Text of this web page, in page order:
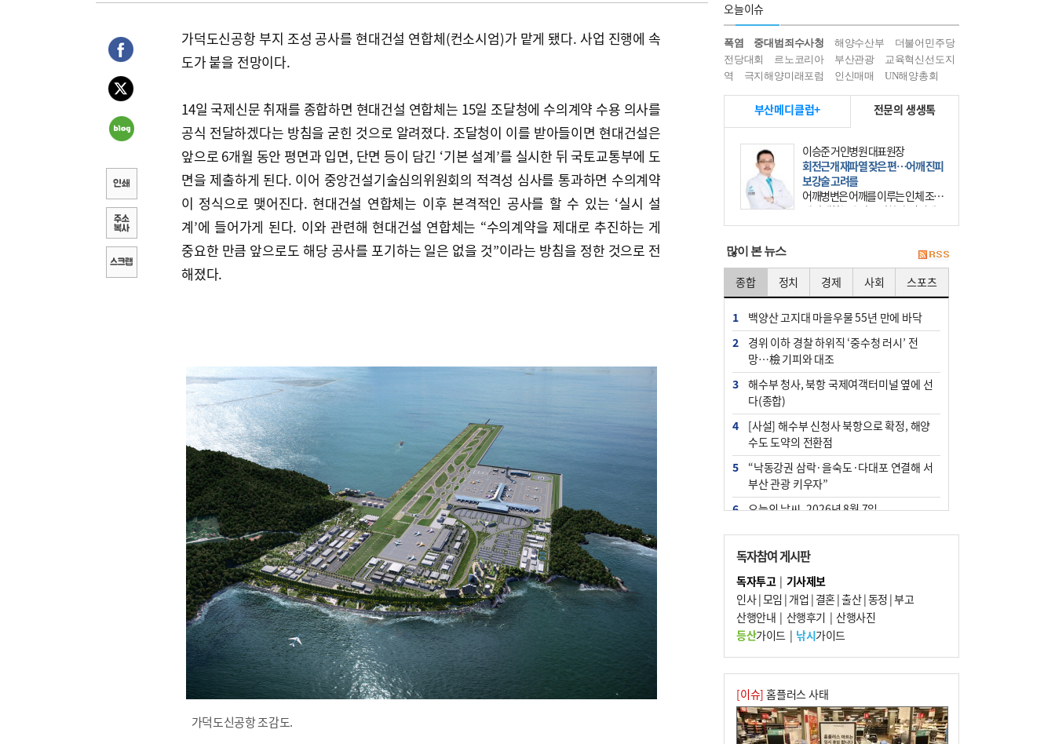
가덕도신공항 부지 조성 공사를 현대건설 연합체(컨소시엄)가 맡게 됐다. 사업 진행에 속
도가 붙을 전망이다.
14일 국제신문 취재를 종합하면 현대건설 연합체는 15일 조달청에 수의계약 수용 의사를
공식 전달하겠다는 방침을 굳힌 것으로 알려졌다. 조달청이 이를 받아들이면 현대건설은
앞으로 6개월 동안 평면과 입면, 단면 등이 담긴 ‘기본 설계’를 실시한 뒤 국토교통부에 도
면을 제출하게 된다. 이어 중앙건설기술심의위원회의 적격성 심사를 통과하면 수의계약
이 정식으로 맺어진다. 현대건설 연합체는 이후 본격적인 공사를 할 수 있는 ‘실시 설
계’에 들어가게 된다. 이와 관련해 현대건설 연합체는 “수의계약을 제대로 추진하는 게
중요한 만큼 앞으로도 해당 공사를 포기하는 일은 없을 것”이라는 방침을 정한 것으로 전
해졌다.
가덕도신공항 조감도.
오늘이슈
폭염 중대범죄수사청 해양수산부
더불어민주당
전당대회
르노코리아 부산관광
교육혁신선도지
역
극지해양미래포럼 인신매매 UN해양총회
부산메디클럽+ 전문의 생생톡
이승준 거인병원 대표원장
회전근개 재파열 잦은 편…어깨 진피
보강술 고려를
어깨병변은 어깨를 이루는 인체 조직
에 발생하는 손상을 말한다. 여기에
는 오십견과 회전근개 증후군, 어깨
많이 본 뉴스
종합 정치 경제 사회 스포츠
1
백양산 고지대 마을우물 55년 만에 바닥
2
경위 이하 경찰 하위직 ‘중수청 러시’ 전
망…檢 기피와 대조
3
해수부 청사, 북항 국제여객터미널 옆에 선
다(종합)
4
[사설] 해수부 신청사 북항으로 확정, 해양
수도 도약의 전환점
5
“낙동강권 삼락·을숙도·다대포 연결해 서
부산 관광 키우자”
6
오늘의 날씨- 2026년 8월 7일
7
부울경 주말부터 비소식…‘극한 폭염’ 한풀
꺾일 듯
8
피란마을 67년 역사인데…전교생 24명 아
미초 통폐합 기로
9
외국인 선원 ‘인신매매 경유지’ 된 부산…
우려가 현실로
10 교육혁신선도지 공모 코앞인데…구·군 난
색에 교육청 ‘쩔쩔’
독자참여 게시판
독자투고| 기사제보
인사|모임 | 개업 | 결혼|출산|동정 |부고
산행안내 | 산행후기 | 산행사진
등산가이드| 낚시가이드
[이슈] 홈플러스 사태